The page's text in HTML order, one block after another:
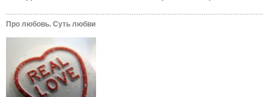
Про любовь. Суть любви